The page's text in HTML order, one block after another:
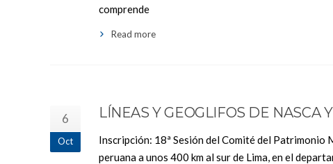
comprende
Read more
6
Oct
LÍNEAS Y GEOGLIFOS DE NASCA
Inscripción: 18ª Sesión del Comité del Patrimonio
peruana a unos 400 km al sur de Lima, en el